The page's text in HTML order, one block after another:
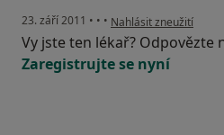
23. září 2011 • • • podle názoru uživatele
Nahlásit zneužití
Vy jste ten lékař? Odpovězte
Zaregistrujte se nyní